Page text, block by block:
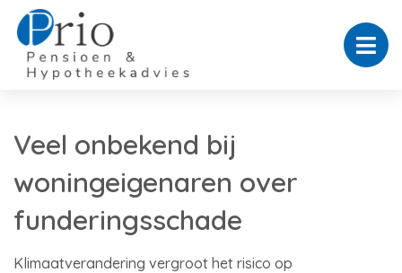
Veel onbekend bij
woningeigenaren over
funderingsschade
Klimaatverandering vergroot het risico op